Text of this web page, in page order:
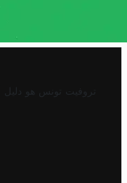
تروفيت تونس هو دليل